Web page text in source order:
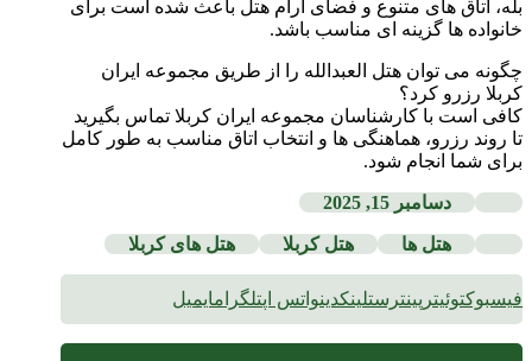
بله، اتاق های متنوع و فضای آرام هتل باعث شده است برای
خانواده ها گزینه ای مناسب باشد.
چگونه می توان هتل العبدالله را از طریق مجموعه ایران
کربلا رزرو کرد؟
کافی است با کارشناسان مجموعه ایران کربلا تماس بگیرید
تا روند رزرو، هماهنگی ها و انتخاب اتاق مناسب به طور کامل
برای شما انجام شود.
دسامبر 15, 2025
هتل ها هتل کربلا هتل های کربلا
فیسبوکتوئیتر پینترستلینکدینواتس اپتلگرامایمیل